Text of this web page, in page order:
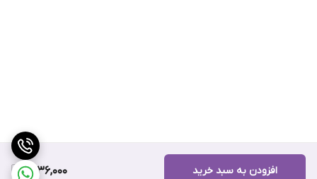
7,136,000 افزودن به سبد خرید